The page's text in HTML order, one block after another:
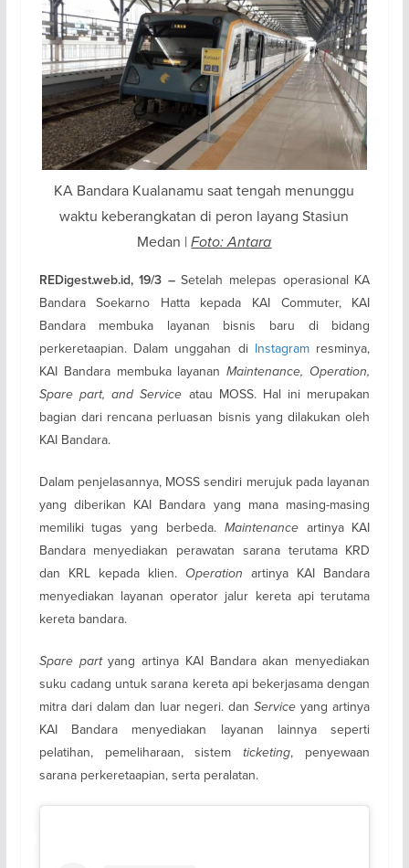
KA Bandara Kualanamu saat tengah menunggu
waktu keberangkatan di peron layang Stasiun
Medan |Foto: Antara
REDigest.web.id, 19/3 –Setelah melepas operasional KA
Bandara Soekarno Hatta kepada KAI Commuter, KAI
Bandara membuka layanan bisnis baru di bidang
perkeretaapian. Dalam unggahan di Instagramresminya,
KAI Bandara membuka layananMaintenance, Operation,
Spare part, and Service atau MOSS. Hal ini merupakan
bagian dari rencana perluasan bisnis yang dilakukan oleh
KAI Bandara.
Dalam penjelasannya, MOSS sendiri merujuk pada layanan
yang diberikan KAI Bandara yang mana masing-masing
memiliki tugas yang berbeda. Maintenanceartinya KAI
Bandara menyediakan perawatan sarana terutama KRD
dan KRL kepada klien. Operation artinya KAI Bandara
menyediakan layanan operator jalur kereta api terutama
kereta bandara.
Spare partyang artinya KAI Bandara akan menyediakan
suku cadang untuk sarana kereta api bekerjasama dengan
mitra dari dalam dan luar negeri. danService yang artinya
KAI Bandara menyediakan layanan lainnya seperti
pelatihan, pemeliharaan, sistemticketing, penyewaan
sarana perkeretaapian, serta peralatan.